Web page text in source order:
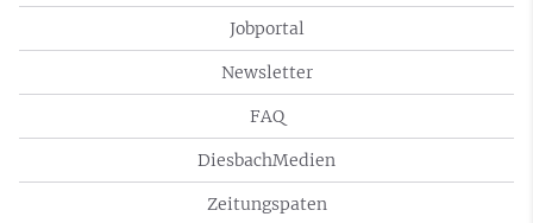
Jobportal
Newsletter
FAQ
DiesbachMedien
Zeitungspaten